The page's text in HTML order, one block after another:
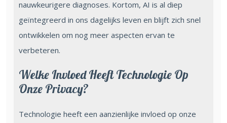
nauwkeurigere diagnoses. Kortom, AI is al diep
geïntegreerd in ons dagelijks leven en blijft zich snel
ontwikkelen om nog meer aspecten ervan te
verbeteren.
Welke Invloed Heeft Technologie Op
Onze Privacy?
Technologie heeft een aanzienlijke invloed op onze